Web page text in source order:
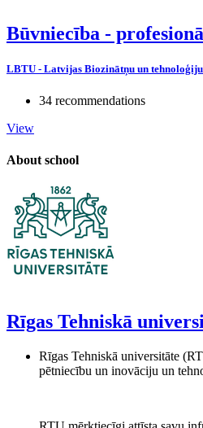
Būvniecība -
LBTU - Latvijas Biozinātņu un
34 recommendations
View
About school
Rīgas Tehniskā
Rīgas Tehniskā universitāte
pētniecību un inovāciju un